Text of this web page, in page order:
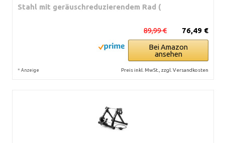
Stahl mit geräuschreduzierendem Rad (
76,49 €
89,99 €
Bei Amazon
ansehen
* Anzeige Preis inkl. MwSt., zzgl. Versandkosten